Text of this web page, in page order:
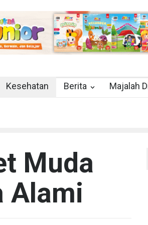
Kesehatan Berita Majalah
Muda
Alami